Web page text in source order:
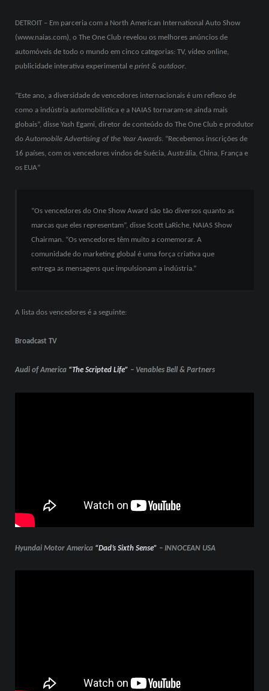
DETROIT – Em parceria com a North American International Auto Show
(www.naias.com), o The One Club revelou os melhores anúncios de
automóveis de todo o mundo em cinco categorias: TV, vídeo online,
publicidade interativa experimental e print & outdoor.
“Este ano, a diversidade de vencedores internacionais é um reflexo de
como a indústria automobilística e a NAIAS tornaram-se ainda mais
globais”, disse Yash Egami, diretor de conteúdo do The One Club e produtor
do Automobile Advertising of the Year Awards. “Recebemos inscrições de
16 países, com os vencedores vindos de Suécia, Austrália, China, França e
os EUA”
“Os vencedores do One Show Award são tão diversos quanto as
marcas que eles representam”, disse Scott LaRiche, NAIAS Show
Chairman. “Os vencedores têm muito a comemorar. A
comunidade do marketing global é uma força criativa que
entrega as mensagens que impulsionam a indústria.”
A lista dos vencedores é a seguinte:
Broadcast TV
Audi of America “The Scripted Life” – Venables Bell & Partners
Hyundai Motor America “Dad’s Sixth Sense” – INNOCEAN USA